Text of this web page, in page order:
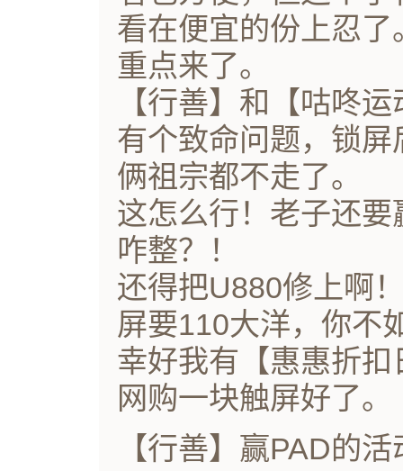
看在便宜的份上忍了
重点来了。
【行善】和【咕咚
有个致命问题，锁
俩祖宗都不走了。
这怎么行！老子还要
咋整？！
还得把U880修上啊
屏要110大洋，你不
幸好我有【惠惠折
网购一块触屏好了。
【行善】赢PAD的